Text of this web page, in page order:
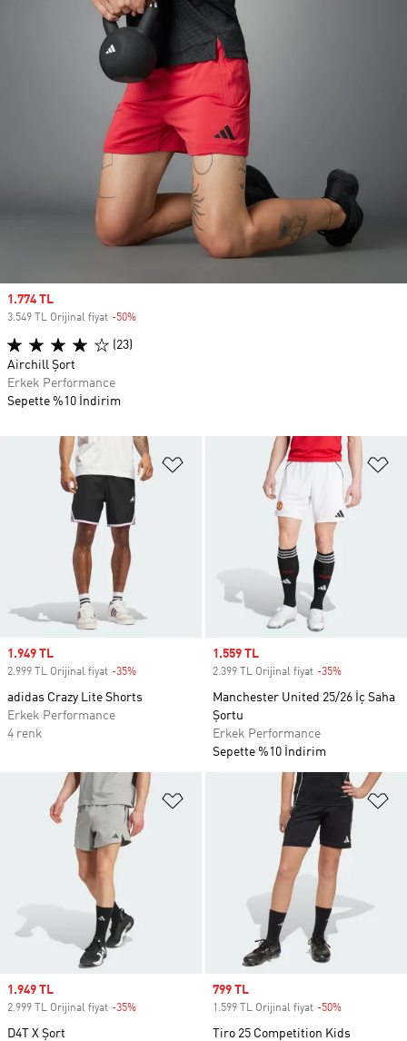
Favori Listesine Ekle
Sale price
1.949 TL
2.999 TL Orijinal fiyat -35%
adidas Crazy Lite Shorts
Erkek Performance
4 renk
Sale price
1.559 TL
2.399 TL Orijinal fiyat -35%
Manchester United 25/26 İç Saha
Şortu
Erkek Performance
Sepette %10 İndirim
Favori Listesine Ekle
Sale price
1.949 TL
2.999 TL Orijinal fiyat -35%
D4T X Şort
Sale price
799 TL
1.599 TL Orijinal fiyat -50%
Tiro 25 Competition Kids
Sale price
1.774 TL
3.549 TL Orijinal fiyat -50%
(23)
Airchill Şort
Erkek Performance
Sepette %10 İndirim